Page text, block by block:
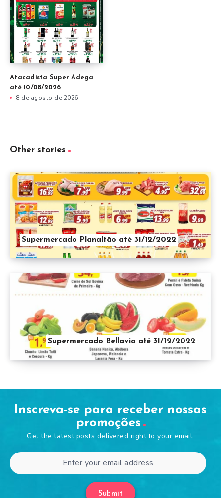
Atacadista Super Adega
até 10/08/2026
8 de agosto de 2026
Other stories
Supermercado Planaltão até 31/12/2022
Supermercado Bellavia até 31/12/2022
Inscreva-se para receber nossas
promoções
Get the latest posts delivered right to your email.
Submit